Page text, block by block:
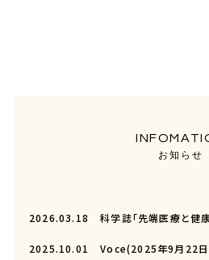
お知らせ
2026.03.18 科学誌「先端医療と健
2025.10.01 Voce(2025年9月22日)